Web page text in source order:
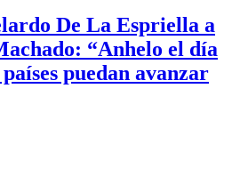
De La Espriella a
“Anhelo el día
puedan avanzar